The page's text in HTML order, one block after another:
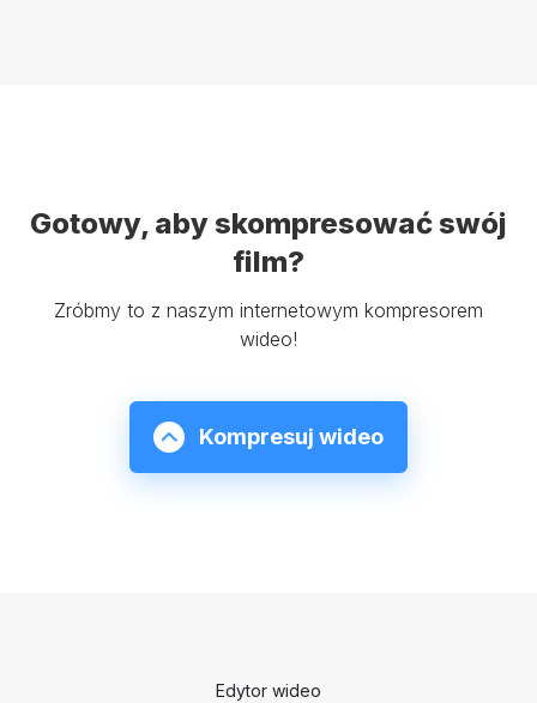
Gotowy, aby skompresować swój
film?
Zróbmy to z naszym internetowym kompresorem
wideo!
Kompresuj wideo
Edytor wideo